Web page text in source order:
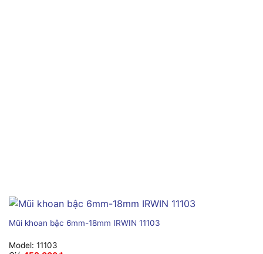
Mũi khoan bậc 6mm-18mm IRWIN 11103
Model: 11103